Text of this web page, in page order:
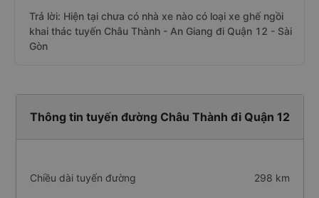
Trả lời: Hiện tại chưa có nhà xe nào có loại xe ghế ngồi
khai thác tuyến Châu Thành - An Giang đi Quận 12 - Sài
Gòn
Thông tin tuyến đường Châu Thành đi Quận 12
Chiều dài tuyến đường 298 km